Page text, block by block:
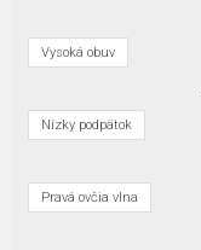
Vysoká obuv
Nízky podpätok
Pravá ovčia vlna